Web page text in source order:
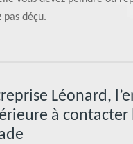
pas déçu.
Léonard,
à contacter